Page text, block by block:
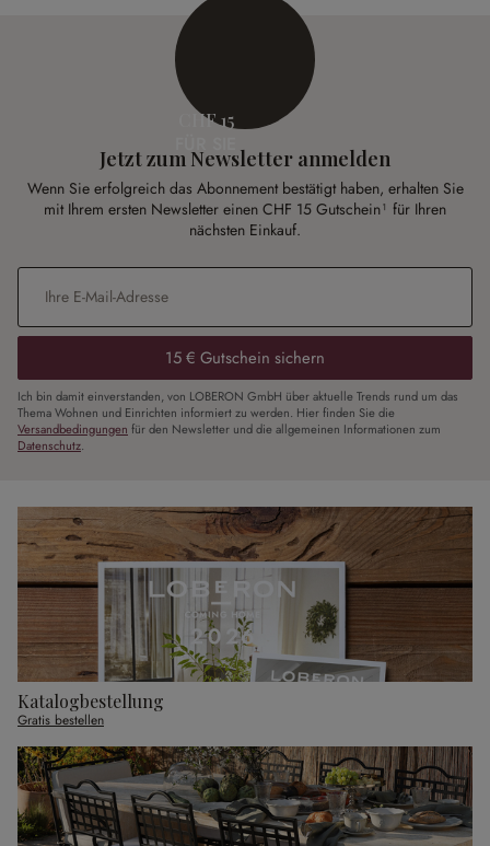
CHF 15
Jetzt zum Newsletter anmelden
Wenn Sie erfolgreich das Abonnement bestätigt haben, erhalten Sie
mit Ihrem ersten Newsletter einen CHF 15 Gutschein¹ für Ihren
nächsten Einkauf.
E-Mail-Adresse
15 € Gutschein sichern
Ich bin damit einverstanden, von LOBERON GmbH über aktuelle Trends rund um das
Thema Wohnen und Einrichten informiert zu werden. Hier finden Sie die
Versandbedingungen für den Newsletter und die allgemeinen Informationen zum
Datenschutz.
Katalogbestellung
Gratis bestellen